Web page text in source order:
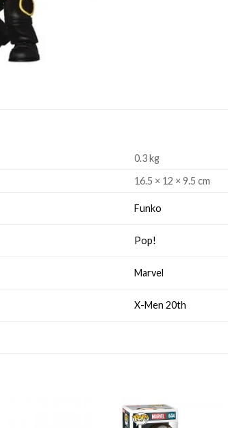
0.3 kg
16.5 × 12 × 9.5 cm
Funko
Pop!
Marvel
X-Men 20th